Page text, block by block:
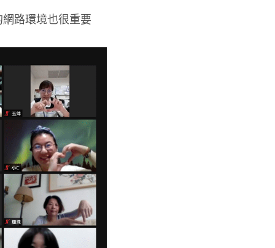
路環境也很重要